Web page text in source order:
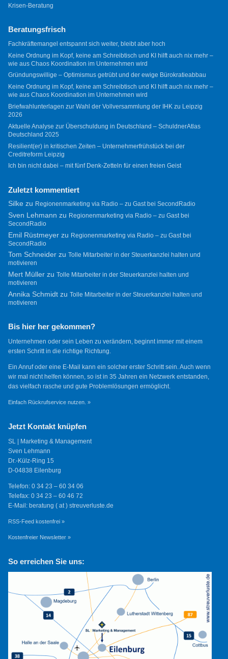
Krisen-Beratung
Beratungsfrisch
Fachkräftemangel entspannt sich weiter, bleibt aber hoch
Keine Ordnung im Kopf, keine am Schreibtisch und KI hilft auch nix mehr –
wie aus Chaos Koordination im Unternehmen wird
Gründungswillige – Optimismus getrübt und der ewige Bürokratieabbau
Keine Ordnung im Kopf, keine am Schreibtisch und KI hilft auch nix mehr –
wie aus Chaos Koordination im Unternehmen wird
Briefwahlunterlagen zur Wahl der Vollversammlung der IHK zu Leipzig
2026
Aktuelle Analyse zur Überschuldung in Deutschland – SchuldnerAtlas
Deutschland 2025
Resilient(er) in kritischen Zeiten – Unternehmerfrühstück bei der
Creditreform Leipzig
Ich bin nicht dabei – mit fünf Denk-Zetteln für einen freien Geist
Zuletzt kommentiert
Silkezu Regionenmarketing via Radio – zu Gast bei SecondRadio
Sven Lehmann zu Regionenmarketing via Radio – zu Gast bei
SecondRadio
Emil Rüstmeyerzu Regionenmarketing via Radio – zu Gast bei
SecondRadio
Tom Schneiderzu Tolle Mitarbeiter in der Steuerkanzlei halten und
motivieren
Mert Müllerzu Tolle Mitarbeiter in der Steuerkanzlei halten und
motivieren
Annika Schmidtzu Tolle Mitarbeiter in der Steuerkanzlei halten und
motivieren
Bis hier her gekommen?
Unternehmen oder sein Leben zu verändern, beginnt immer mit einem
ersten Schritt in die richtige Richtung.
Ein Anruf oder eine E-Mail kann ein solcher erster Schritt sein. Auch wenn
wir mal nicht helfen können, so ist in 35 Jahren ein Netzwerk entstanden,
das vielfach rasche und gute Problemlösungen ermöglicht.
Einfach Rückrufservice nutzen. »
Jetzt Kontakt knüpfen
SL | Marketing & Management
Sven Lehmann
Dr.-Külz-Ring 15
D-04838 Eilenburg
Telefon: 0 34 23 – 60 34 06
Telefax: 0 34 23 – 60 46 72
E-Mail: beratung ( at ) streuverluste.de
RSS-Feed kostenfrei »
Kostenfreier Newsletter »
So erreichen Sie uns: